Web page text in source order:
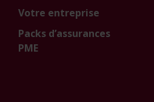
Votre entreprise
Packs d’assurances
PME